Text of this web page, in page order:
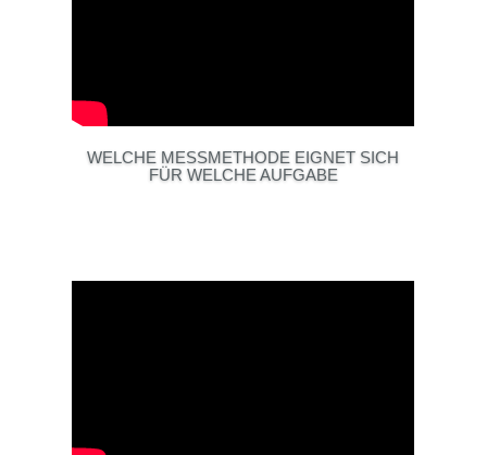
WELCHE MESSMETHODE EIGNET SICH
FÜR WELCHE AUFGABE